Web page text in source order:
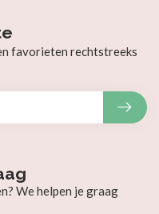
We helpen je graag
favorieten rechtstreeks